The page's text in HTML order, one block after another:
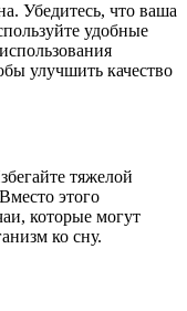
Убедитесь, что ваша
удобные
улучшить качество
тяжелой
этого
которые могут
ко сну.